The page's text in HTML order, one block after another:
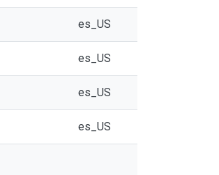
es_US
es_US
es_US
es_US